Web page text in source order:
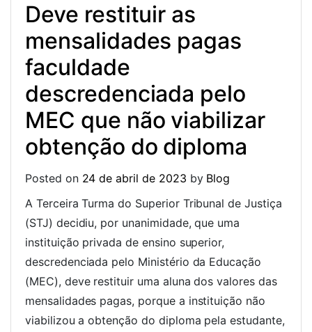
Deve restituir as
mensalidades pagas
faculdade
descredenciada pelo
MEC que não viabilizar
obtenção do diploma
Posted on 24 de abril de 2023 by Blog
A Terceira Turma do Superior Tribunal de Justiça
(STJ) decidiu, por unanimidade, que uma
instituição privada de ensino superior,
descredenciada pelo Ministério da Educação
(MEC), deve restituir uma aluna dos valores das
mensalidades pagas, porque a instituição não
viabilizou a obtenção do diploma pela estudante,